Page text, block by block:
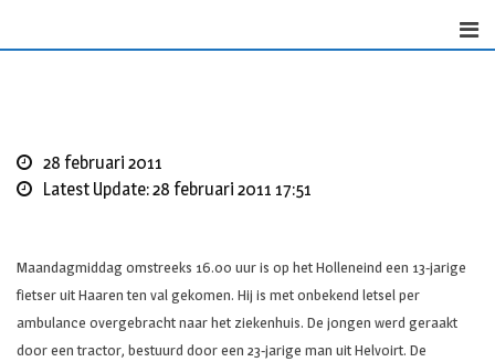
28 februari 2011
Latest Update: 28 februari 2011 17:51
Maandagmiddag omstreeks 16.00 uur is op het Holleneind een 13-jarige
fietser uit Haaren ten val gekomen. Hij is met onbekend letsel per
ambulance overgebracht naar het ziekenhuis. De jongen werd geraakt
door een tractor, bestuurd door een 23-jarige man uit Helvoirt. De